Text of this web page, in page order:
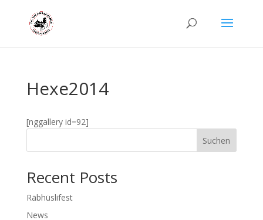
Hexe2014
[nggallery id=92]
Suchen
Recent Posts
Räbhüslifest
News